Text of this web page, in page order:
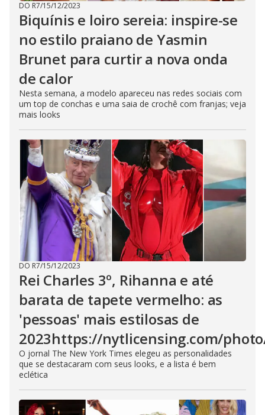
DO R7/15/12/2023
Biquínis e loiro sereia: inspire-se
no estilo praiano de Yasmin
Brunet para curtir a nova onda
de calor
Nesta semana, a modelo apareceu nas redes sociais com
um top de conchas e uma saia de crochê com franjas; veja
mais looks
DO R7/15/12/2023
Rei Charles 3º, Rihanna e até
barata de tapete vermelho: as
'pessoas' mais estilosas de
2023https://nytlicensing.com/
O jornal The New York Times elegeu as personalidades
que se destacaram com seus looks, e a lista é bem
eclética